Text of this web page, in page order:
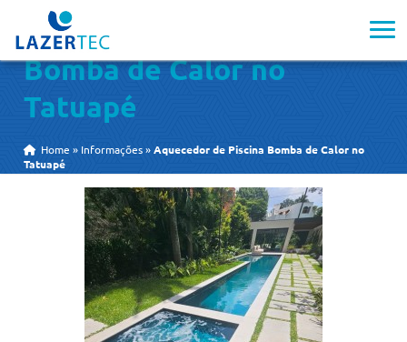
Aquecedor de Piscina
Bomba de Calor no
Tatuapé
Home » Informações »Aquecedor de Piscina Bomba de Calor no
Tatuapé